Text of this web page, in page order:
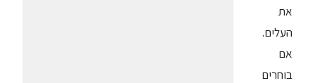
את
העלים.
אם
בוחרים